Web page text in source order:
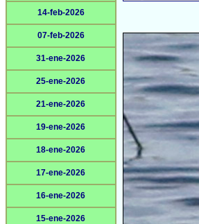
14-feb-2026
07-feb-2026
31-ene-2026
25-ene-2026
21-ene-2026
19-ene-2026
18-ene-2026
17-ene-2026
16-ene-2026
15-ene-2026